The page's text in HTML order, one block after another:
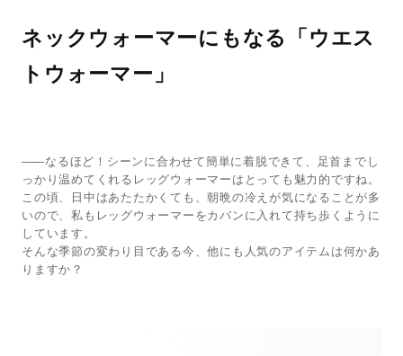
ネックウォーマーにもなる「ウエス
トウォーマー」
—— なるほど！シーンに合わせて簡単に着脱できて、足首までし
っかり温めてくれるレッグウォーマーはとっても魅力的ですね。
この頃、日中はあたたかくても、朝晩の冷えが気になることが多
いので、私もレッグウォーマーをカバンに入れて持ち歩くように
しています。
そんな季節の変わり目である今、他にも人気のアイテムは何かあ
りますか？